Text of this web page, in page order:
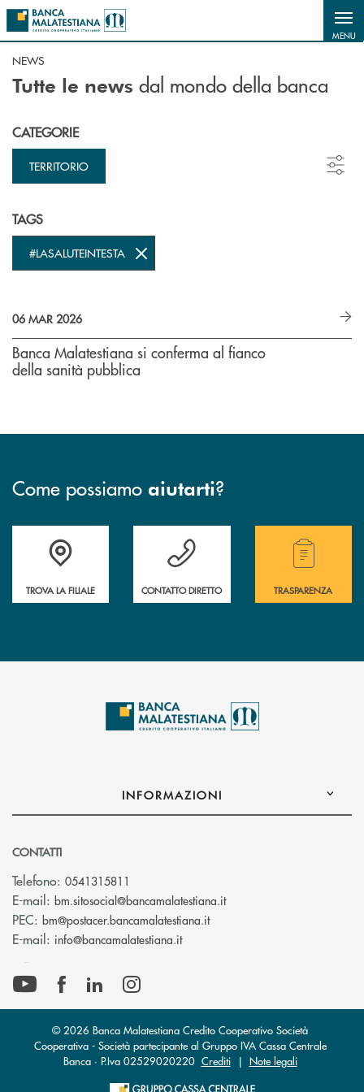
Salta al contenuto principale
MENU
NEWS
Tutte le news dal mondo della banca
CATEGORIE
TERRITORIO
TAGS
#LASALUTEINTESTA
06 MAR 2026
Banca Malatestiana si conferma al fianco
della sanità pubblica
Come possiamo aiutarti?
Trova la filiale più vicina a te.
TROVA LA FILIALE
Hai bisogno di assistenza ?&nbsp;
CONTATTO DIRETTO
Hai bisogno di
TRASPARENZA
INFORMAZIONI
CONTATTI
Telefono: 0541315811
E-mail: bm.sitosocial@bancamalatestiana.it(si apre l’app di posta
PEC: bm@postacer.bancamalatestiana.it(si apre l’app di posta
E-mail: info@bancamalatestiana.it(si apre l’app di posta
© 2026 Banca Malatestiana Credito Cooperativo Società
Cooperativa - Società partecipante al Gruppo IVA Cassa Centrale
Banca · P.Iva 02529020220 Crediti| Note legali